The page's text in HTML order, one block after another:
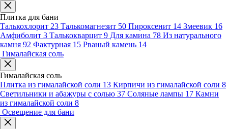
Плитка для бани
Талькохлорит 23 Талькомагнезит 50 Пироксенит 14 Змеевик 16
Амфиболит 3 Талькокварцит 9 Для камина 78 Из натурального
камня 92 Фактурная 15 Рваный камень 14
Гималайская соль
Гималайская соль
Плитка из гималайской соли 13 Кирпичи из гималайской соли 8
Светильники и абажуры с солью 37 Соляные лампы 17 Камни
из гималайской соли 8
Освещение для бани